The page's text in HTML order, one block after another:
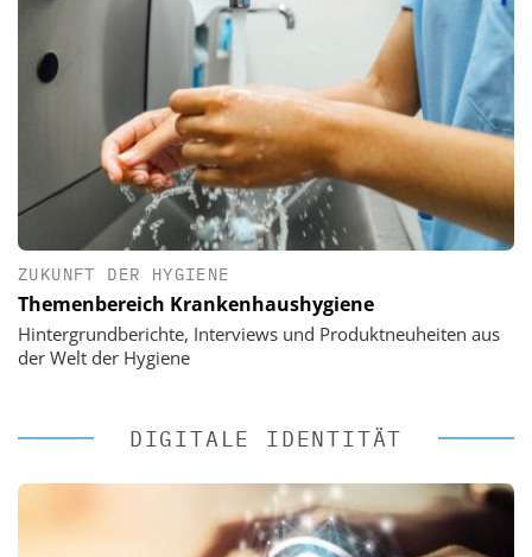
ZUKUNFT DER HYGIENE
Themenbereich Krankenhaushygiene
Hintergrundberichte, Interviews und Produktneuheiten aus
der Welt der Hygiene
DIGITALE IDENTITÄT